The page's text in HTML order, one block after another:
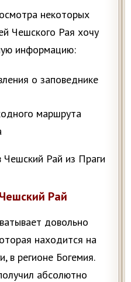
некоторых
Чешского Рая хочу
информацию:
о заповеднике
маршрута
Чешский Рай из Праги
Рай
довольно
находится на
в регионе Богемия.
абсолютно